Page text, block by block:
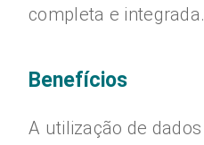
completa e integrada.
Benefícios
A utilização de